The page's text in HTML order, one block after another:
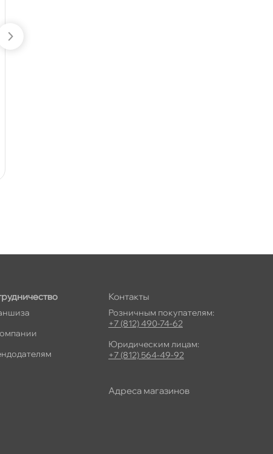
Контакты
Розничным покупателям:
+7 (812) 490-74-62
Юридическим лицам:
+7 (812) 564-49-92
Адреса магазино